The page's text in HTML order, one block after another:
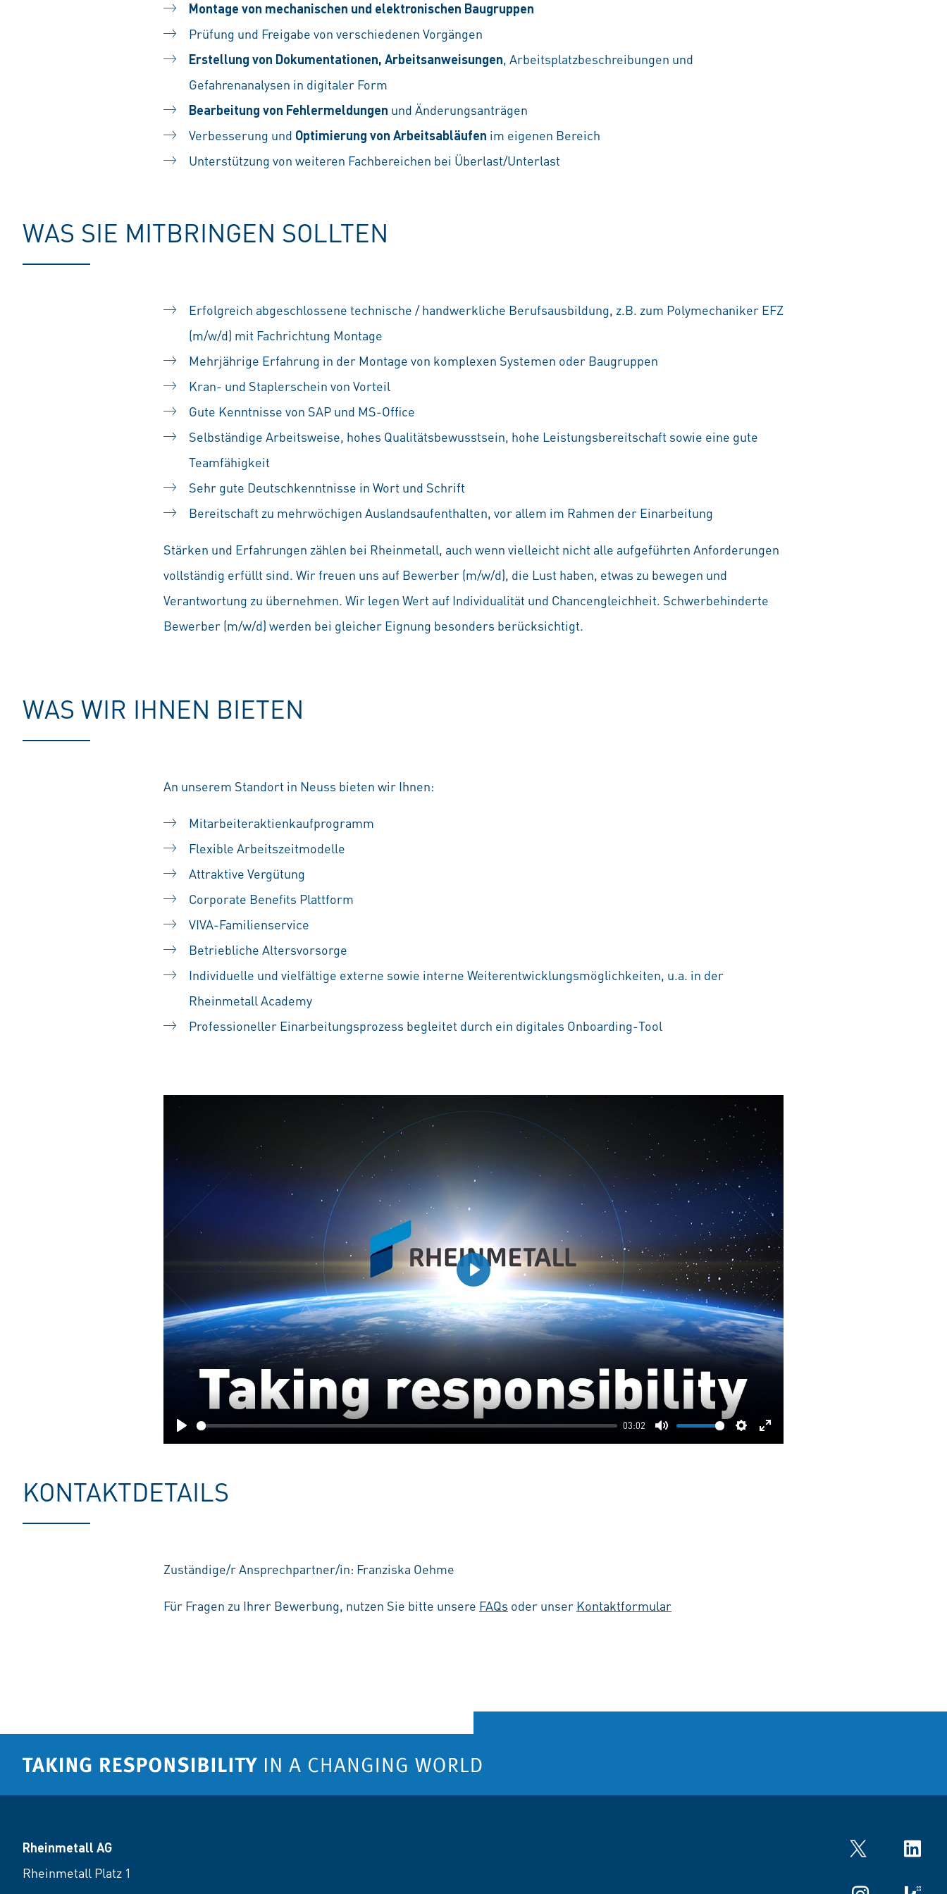
Montage von mechanischen und elektronischen Baugruppen
Prüfung und Freigabe von verschiedenen Vorgängen
Erstellung von Dokumentationen, Arbeitsanweisungen, Arbeitsplatzbeschreibungen und
Gefahrenanalysen in digitaler Form
Bearbeitung von Fehlermeldungen und Änderungsanträgen
Verbesserung und Optimierung von Arbeitsabläufen im eigenen Bereich
Unterstützung von weiteren Fachbereichen bei Überlast/Unterlast
WAS SIE MITBRINGEN SOLLTEN
Erfolgreich abgeschlossene technische / handwerkliche Berufsausbildung, z.B. zum Polymechaniker EFZ
(m/w/d) mit Fachrichtung Montage
Mehrjährige Erfahrung in der Montage von komplexen Systemen oder Baugruppen
Kran- und Staplerschein von Vorteil
Gute Kenntnisse von SAP und MS-Office
Selbständige Arbeitsweise, hohes Qualitätsbewusstsein, hohe Leistungsbereitschaft sowie eine gute
Teamfähigkeit
Sehr gute Deutschkenntnisse in Wort und Schrift
Bereitschaft zu mehrwöchigen Auslandsaufenthalten, vor allem im Rahmen der Einarbeitung
Stärken und Erfahrungen zählen bei Rheinmetall, auch wenn vielleicht nicht alle aufgeführten Anforderungen
vollständig erfüllt sind. Wir freuen uns auf Bewerber (m/w/d), die Lust haben, etwas zu bewegen und
Verantwortung zu übernehmen. Wir legen Wert auf Individualität und Chancengleichheit. Schwerbehinderte
Bewerber (m/w/d) werden bei gleicher Eignung besonders berücksichtigt.
WAS WIR IHNEN BIETEN
An unserem Standort in Neuss bieten wir Ihnen:
Mitarbeiteraktienkaufprogramm
Flexible Arbeitszeitmodelle
Attraktive Vergütung
Corporate Benefits Plattform
VIVA-Familienservice
Betriebliche Altersvorsorge
Individuelle und vielfältige externe sowie interne Weiterentwicklungsmöglichkeiten, u.a. in der
Rheinmetall Academy
Professioneller Einarbeitungsprozess begleitet durch ein digitales Onboarding-Tool
Play
03:02
Mute Settings
Enter
Play
KONTAKTDETAILS
Zuständige/r Ansprechpartner/in: Franziska Oehme
Für Fragen zu Ihrer Bewerbung, nutzen Sie bitte unsere FAQs oder unser Kontaktformular
Rheinmetall AG
Rheinmetall Platz 1
Twitter LinkedIn